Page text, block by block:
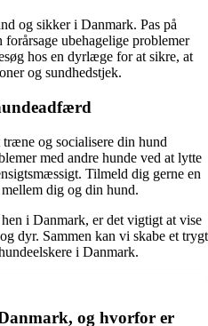
og sikker i Danmark. Pas på
ubehagelige problemer
hos en dyrlæge for at sikre, at
og sundhedstjek.
træne og socialisere din hund
med andre hunde ved at lytte
Tilmeld dig gerne en
dig og din hund.
i Danmark, er det vigtigt at vise
dyr. Sammen kan vi skabe et trygt
i Danmark.
og hvorfor er